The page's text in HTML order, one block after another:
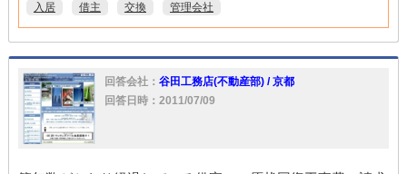
入居
借主 交換 管理会社
回答会社： 谷田工務店(不動産部) / 京都
回答日時：2011/07/09